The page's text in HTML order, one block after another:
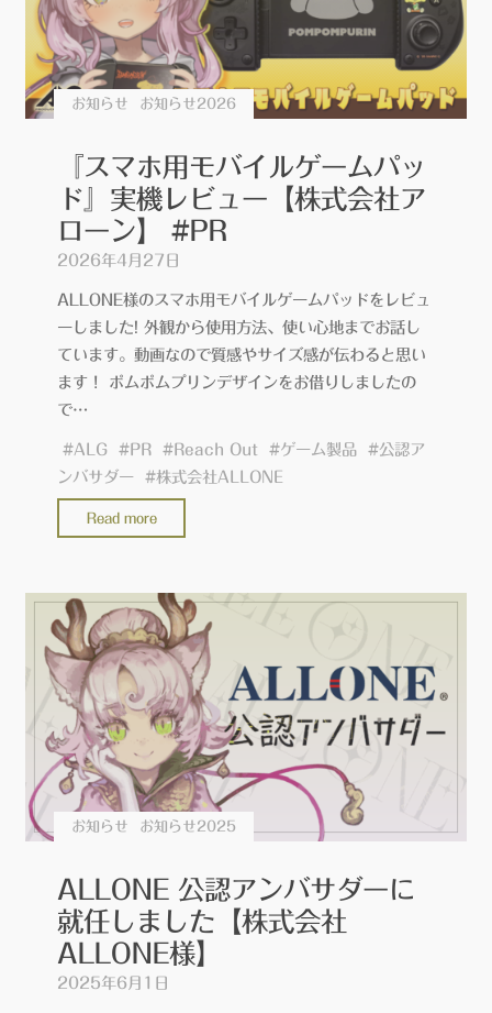
『GC313Pro』
実
機
レ
ー
【AVerMedia】
#PR"
お知らせ お知らせ2026
『スマホ用モバイルゲームパッ
ド』実機レビュー【株式会社ア
ローン】 #PR
2026年4月27日
ALLONE様のスマホ用モバイルゲームパッドをレビュ
ーしました! 外観から使用方法、使い心地までお話し
ています。動画なので質感やサイズ感が伝わると思い
ます！ ポムポムプリンデザインをお借りしましたの
で…
#ALG #PR #Reach Out #ゲーム製品 #公認ア
ンバサダー
#株式会社ALLONE
Read more
用
モ
バ
イ
ル
ゲ
ー
ム
パ
実
機
レ
ビ
お知らせ お知らせ2025
ALLONE 公認アンバサダーに
就任しました【株式会社
ALLONE様】
2025年6月1日